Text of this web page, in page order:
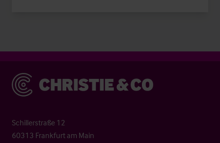
Christie & Co
Schillerstraße 12
60313 Frankfurt am Main